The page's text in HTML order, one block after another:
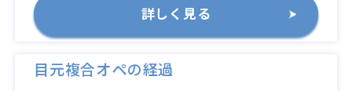
詳しく見る
目元複合オペの経過